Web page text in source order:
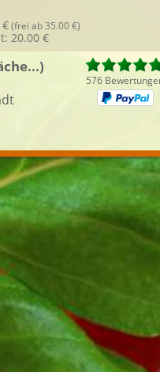
Liefertermin:
(frei ab 35.00 €)
20.00 €
576